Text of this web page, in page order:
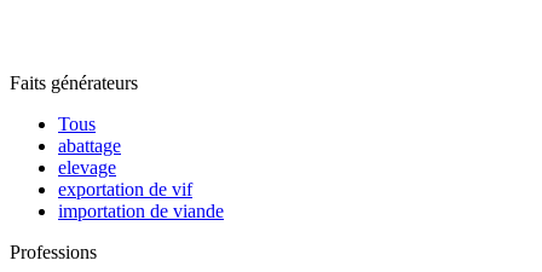
Faits générateurs
Tous
abattage
elevage
exportation de vif
importation de viande
Professions